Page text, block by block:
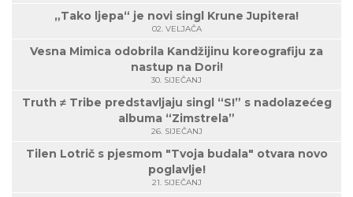
„Tako ljepa“ je novi singl Krune Jupitera!
02. VELJAČA
Vesna Mimica odobrila Kandžijinu koreografiju za
nastup na Dori!
30. SIJEČANJ
Truth ≠ Tribe predstavljaju singl “S!” s nadolazećeg
albuma “Zimstrela”
26. SIJEČANJ
Tilen Lotrič s pjesmom "Tvoja budala" otvara novo
poglavlje!
21. SIJEČANJ